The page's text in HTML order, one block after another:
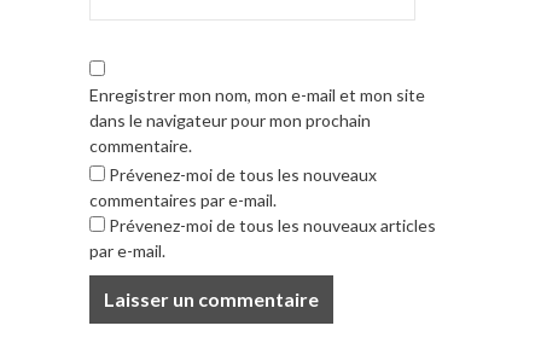
Enregistrer mon nom, mon e-mail et mon site
dans le navigateur pour mon prochain
commentaire.
Prévenez-moi de tous les nouveaux
commentaires par e-mail.
Prévenez-moi de tous les nouveaux articles
par e-mail.